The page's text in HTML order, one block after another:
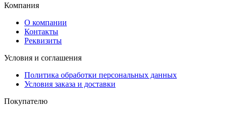
Компания
О компании
Контакты
Реквизиты
Условия и соглашения
Политика обработки персональных данных
Условия заказа и доставки
Покупателю